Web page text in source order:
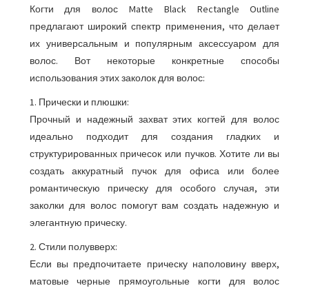
Когти для волос Matte Black Rectangle Outline
предлагают широкий спектр применения, что делает
их универсальным и популярным аксессуаром для
волос. Вот некоторые конкретные способы
использования этих заколок для волос:
1. Прически и плюшки:
Прочный и надежный захват этих когтей для волос
идеально подходит для создания гладких и
структурированных причесок или пучков. Хотите ли вы
создать аккуратный пучок для офиса или более
романтическую прическу для особого случая, эти
заколки для волос помогут вам создать надежную и
элегантную прическу.
2. Стили полувверх:
Если вы предпочитаете прическу наполовину вверх,
матовые черные прямоугольные когти для волос